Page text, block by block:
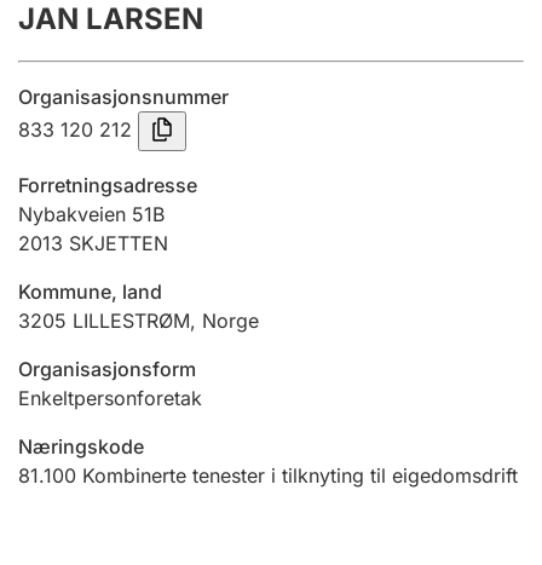
Årsrekneskap
Innsending og forseinkingsgebyr
Tinglysing
Jeger
Ektepaktrettleiaren
Andre tema
JAN LARSEN
Organisasjonsnummer
833 120 212
Forretningsadresse
Nybakveien 51B
2013 SKJETTEN
Kommune, land
3205 LILLESTRØM, Norge
Organisasjonsform
Enkeltpersonforetak
Næringskode
81.100 Kombinerte tenester i tilknyting til eigedomsdrift